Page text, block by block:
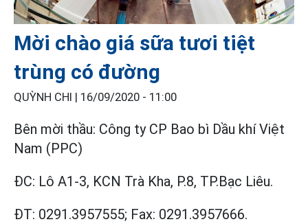
Mời chào giá sữa tươi tiệt
trùng có đường
QUỲNH CHI | 16/09/2020 - 11:00
Bên mời thầu: Công ty CP Bao bì Dầu khí Việt
Nam (PPC)
ĐC: Lô A1-3, KCN Trà Kha, P.8, TP.Bạc Liêu.
ĐT: 0291.3957555; Fax: 0291.3957666.